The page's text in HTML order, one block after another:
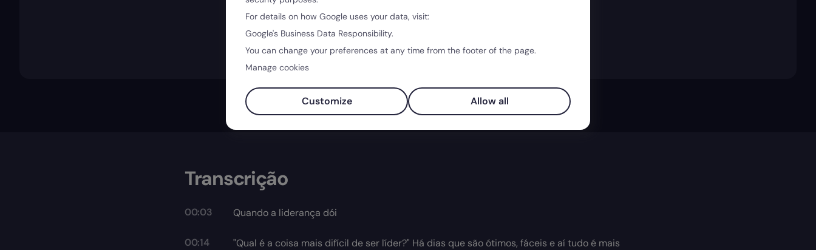
Saber mais →
Transcrição
00:03 Quando a liderança dói
00:14
"Qual é a coisa mais difícil de ser líder?" Há dias que são ótimos, fáceis e aí tudo é mais
For details on how Google uses your data, visit:
Google's Business Data Responsibility.
You can change your preferences at any time from the footer of the page.
Manage cookies
Customize Allow all